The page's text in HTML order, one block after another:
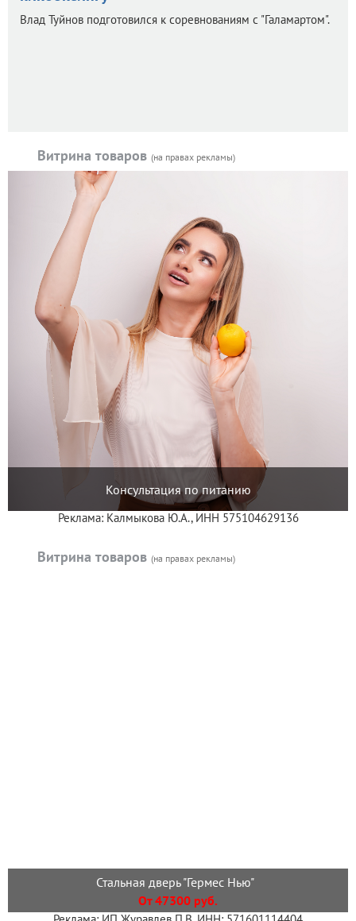
Влад Туйнов подготовился к соревнованиям с "Галамартом".
Витрина товаров (на правах рекламы)
Консультация по питанию
Реклама: Калмыкова Ю.А., ИНН 575104629136
Витрина товаров (на правах рекламы)
Стальная дверь "Гермес Нью"
От 47300 руб.